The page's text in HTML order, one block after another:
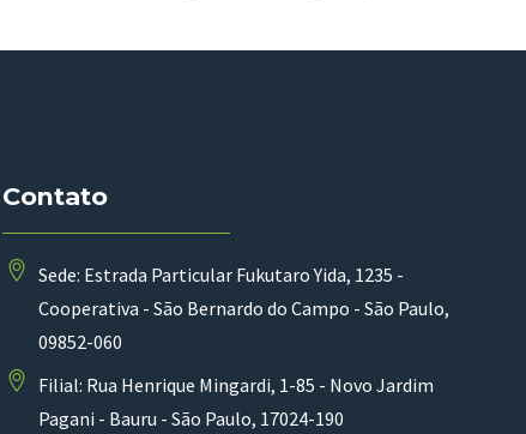
Contato
Sede: Estrada Particular Fukutaro Yida, 1235 -
Cooperativa - São Bernardo do Campo - São Paulo,
09852-060
Filial: Rua Henrique Mingardi, 1-85 - Novo Jardim
Pagani - Bauru - São Paulo, 17024-190